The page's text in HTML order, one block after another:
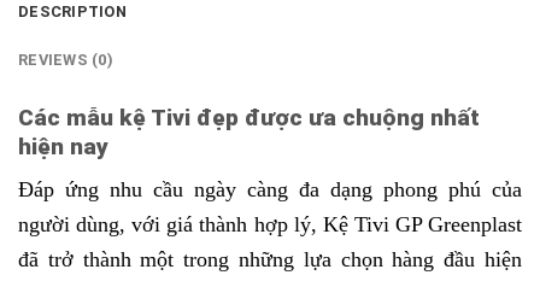
DESCRIPTION
REVIEWS (0)
Các mẫu kệ Tivi đẹp được ưa chuộng nhất
hiện nay
Đáp ứng nhu cầu ngày càng đa dạng phong phú của
người dùng, với giá thành hợp lý, Kệ Tivi GP Greenplast
đã trở thành một trong những lựa chọn hàng đầu hiện